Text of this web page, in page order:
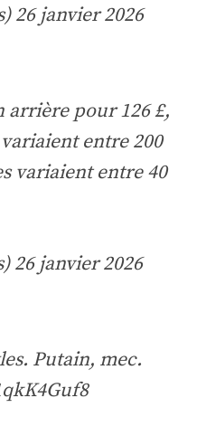
26 janvier 2026
arrière pour 126 £,
entre 200
variaient entre 40
26 janvier 2026
Putain, mec.